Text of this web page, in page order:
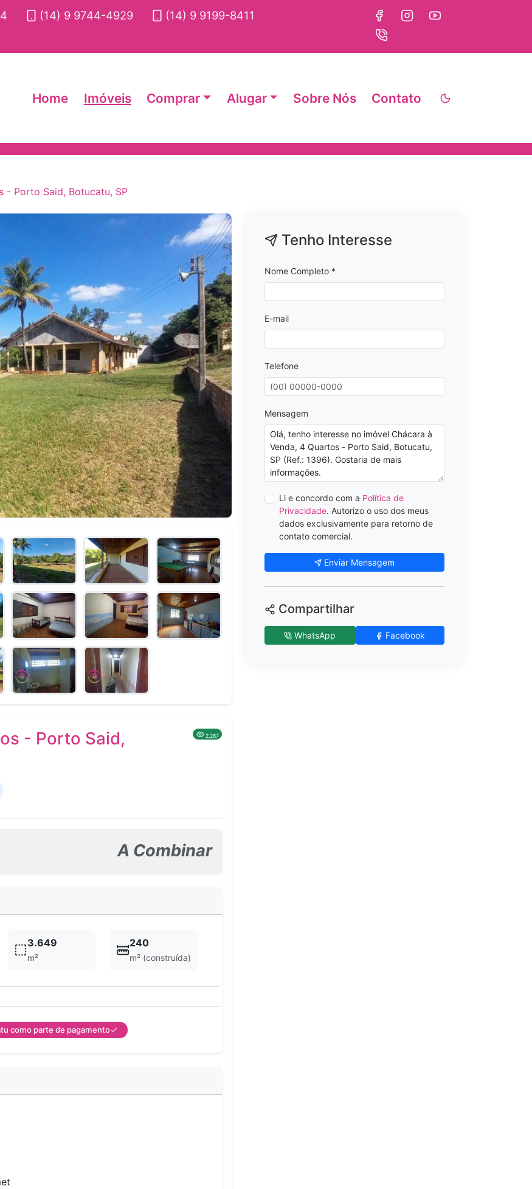
(14) 9 9744-4929
(14) 9 9199-8411
Home Imóveis Comprar Alugar Sobre Nós Contato
- Porto Said, Botucatu, SP
- Porto Said,
2,287
A Combinar
3.649
m²
240
m² (construída)
como parte de pagamento
Tenho Interesse
Nome Completo *
E-mail
Telefone
Mensagem
Li e concordo com a Política de
Privacidade. Autorizo o uso dos meus
dados exclusivamente para retorno de
contato comercial.
Enviar Mensagem
Compartilhar
WhatsApp Facebook